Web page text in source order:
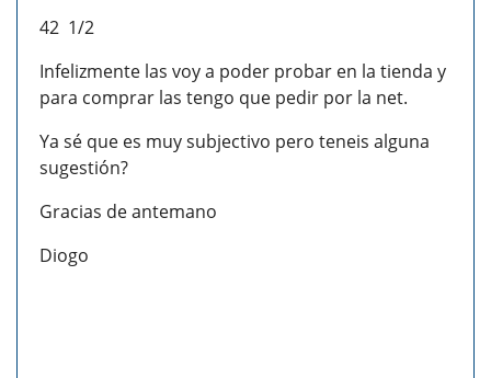
42 1/2
Infelizmente las voy a poder probar en la tienda y
para comprar las tengo que pedir por la net.
Ya sé que es muy subjectivo pero teneis alguna
sugestión?
Gracias de antemano
Diogo